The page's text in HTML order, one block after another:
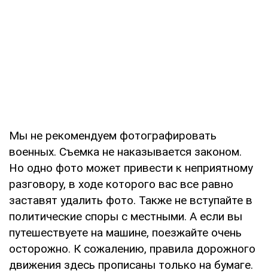
Мы не рекомендуем фотографировать
военных. Съемка не наказывается законом.
Но одно фото может привести к неприятному
разговору, в ходе которого вас все равно
заставят удалить фото. Также не вступайте в
политические споры с местными. А если вы
путешествуете на машине, поезжайте очень
осторожно. К сожалению, правила дорожного
движения здесь прописаны только на бумаге.